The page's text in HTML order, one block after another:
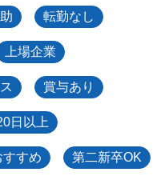
転勤なし
上場企業
賞与あり
日以上
すめ 第二新卒OK